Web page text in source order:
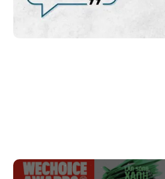
Phân Tích Sức Nóng Của Các